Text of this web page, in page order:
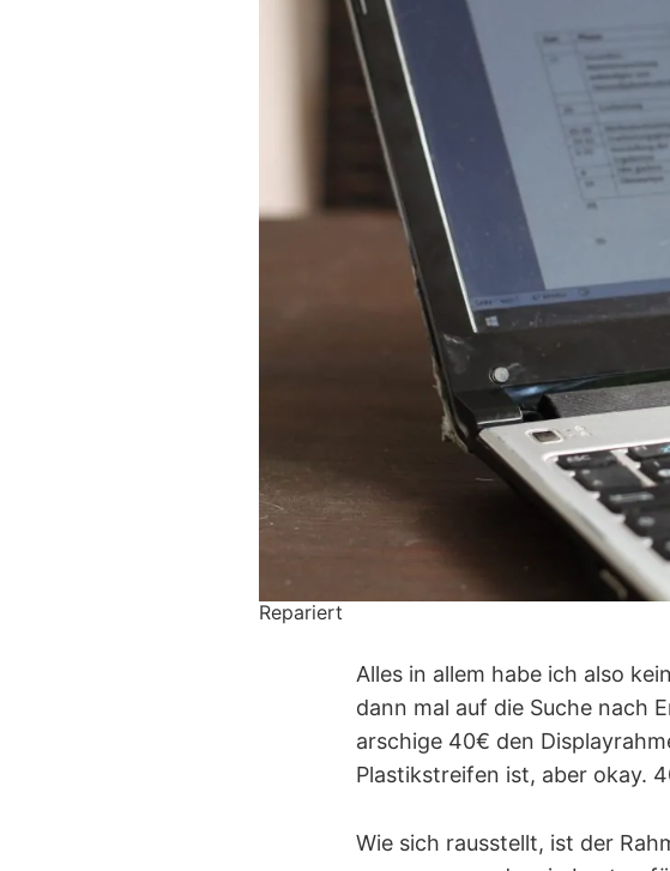
Repariert
Alles in allem habe ich also
dann mal auf die Suche nach
arschige 40€ den
Plastikstreifen ist, aber okay.
Wie sich rausstellt, ist der